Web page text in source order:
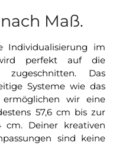
nach Maß.
Individualisierung im
perfekt auf die
zugeschnitten. Das
Systeme wie das
ermöglichen wir eine
57,6 cm bis zur
cm. Deiner kreativen
sind keine